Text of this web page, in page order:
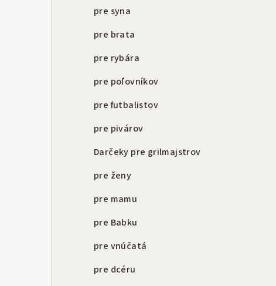
pre syna
pre brata
pre rybára
pre poľovníkov
pre futbalistov
pre pivárov
Darčeky pre grilmajstrov
pre ženy
pre mamu
pre Babku
pre vnúčatá
pre dcéru